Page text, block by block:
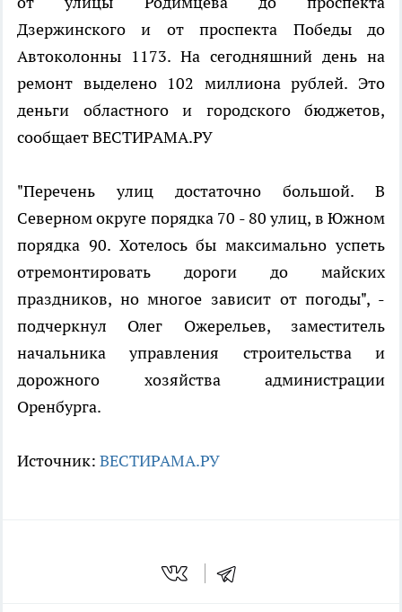
Дзержинского и от проспекта Победы до
Автоколонны 1173. На сегодняшний день на
ремонт выделено 102 миллиона рублей. Это
деньги областного и городского бюджетов,
сообщает ВЕСТИРАМА.РУ
"Перечень улиц достаточно большой. В
Северном округе порядка 70 - 80 улиц, в Южном
порядка 90. Хотелось бы максимально успеть
отремонтировать дороги до майских
праздников, но многое зависит от погоды", -
подчеркнул Олег Ожерельев, заместитель
начальника управления строительства и
дорожного хозяйства администрации
Оренбурга.
Источник: ВЕСТИРАМА.РУ